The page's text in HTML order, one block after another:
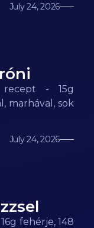
July 24, 2026
recept - 15g
marhával, sok
July 24, 2026
fehérje, 148